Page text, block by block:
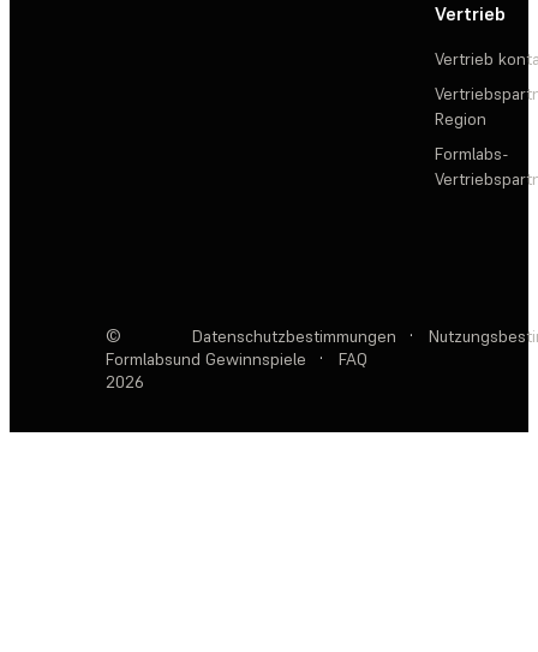
Vertrieb
Vertrieb
Region
Formlabs-
©
Formlabs
2026
Datenschutzbestimmungen ·
und Gewinnspiele
· FAQ